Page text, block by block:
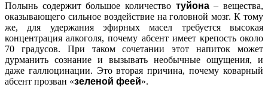
Полынь содержит большое количество туйона– вещества,
оказывающего сильное воздействие на головной мозг. К тому
же, для удержания эфирных масел требуется высокая
концентрация алкоголя, почему абсент имеет крепость около
70 градусов. При таком сочетании этот напиток может
дурманить сознание и вызывать необычные ощущения, и
даже галлюцинации. Это вторая причина, почему коварный
абсент прозван «зеленой феей».